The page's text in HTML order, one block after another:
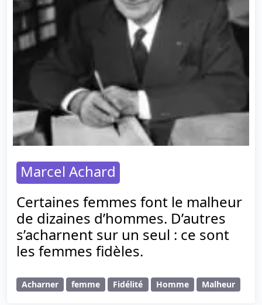
Marcel Achard
Certaines femmes font le malheur
de dizaines d’hommes. D’autres
s’acharnent sur un seul : ce sont
les femmes fidèles.
Acharner femme Fidélité Homme Malheur